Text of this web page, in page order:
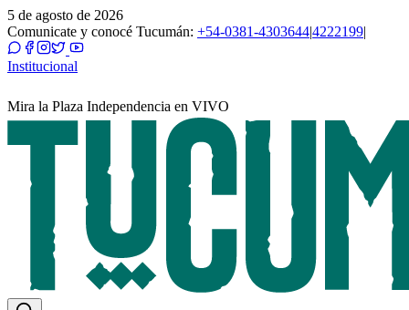
5 de agosto de 2026
Comunicate y conocé Tucumán: +54-0381-4303644|4222199|
Institucional
Mira la Plaza Independencia en VIVO